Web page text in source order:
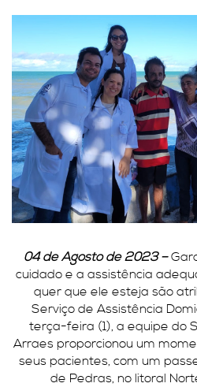
04 de Agosto de 2023 –
cuidado e a assistência
quer que ele esteja são
Serviço de Assistência
terça-feira (1), a equipe do
Arraes proporcionou um
seus pacientes, com um
de Pedras, no litoral